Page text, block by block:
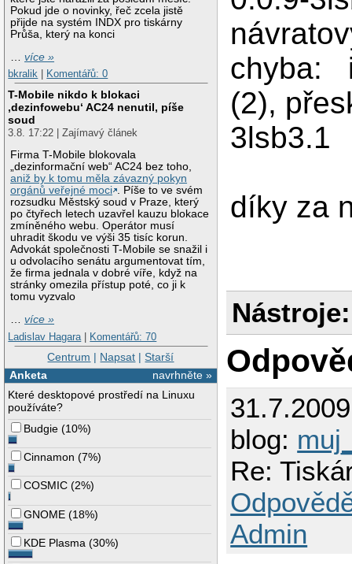
Pokud jde o novinky, řeč zcela jistě
přijde na systém INDX pro tiskárny
Průša, který na konci
…více »
bkralik
Komentářů: 0
T-Mobile nikdo k blokaci
‚dezinfowebu‘ AC24 nenutil, píše
soud
3.8. 17:22 | Zajímavý článek
Firma T-Mobile blokovala
„dezinformační web“ AC24 bez toho,
aniž by k tomu měla závazný pokyn
orgánů veřejné moci . Píše to ve svém
rozsudku Městský soud v Praze, který
po čtyřech letech uzavřel kauzu blokace
zmíněného webu. Operátor musí
uhradit škodu ve výši 35 tisíc korun.
Advokát společnosti T-Mobile se snažil i
u odvolacího senátu argumentovat tím,
že firma jednala v dobré víře, když na
stránky omezila přístup poté, co ji k
tomu vyzvalo
…více »
Ladislav Hagara | Komentářů: 70
Centrum | Napsat |Starší
navrhněte »
Anketa
Které desktopové prostředí na Linuxu
používáte?
Budgie (10%)
Cinnamon (7%)
COSMIC (2%)
GNOME (18%)
KDE Plasma (30%)
chyba:
(2),
3lsb3.1
díky za
Nástroje:
blog:
Re:
Admin